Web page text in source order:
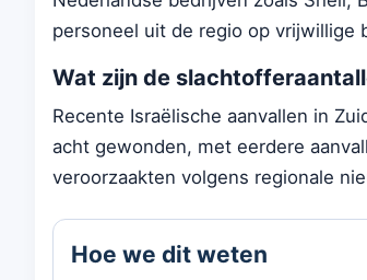
personeel uit de regio op vrijwillige
Wat zijn de
Recente Israëlische aanvallen in
acht gewonden, met eerdere
veroorzaakten volgens regionale
Hoe we dit weten